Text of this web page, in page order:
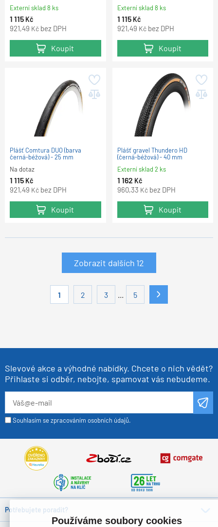
Externí sklad 8 ks
1 115 Kč
921,49 Kč bez DPH
Koupit
Externí sklad 8 ks
1 115 Kč
921,49 Kč bez DPH
Koupit
Plášť Comtura DUO (barva
černá-béžová) - 25 mm
Na dotaz
1 115 Kč
921,49 Kč bez DPH
Koupit
Plášť gravel Thundero HD
(černá-béžová) - 40 mm
Externí sklad 2 ks
1 162 Kč
960,33 Kč bez DPH
Koupit
1 2 3 5
Zobrazit dalších 12
Slevové akce a výhodné nabídky. Chcete o nich vědět?
Přihlaste si odběr, nebojte, spamovat vás nebudeme.
Souhlasím se zpracováním osobních údajů.
Potřebujete poradit?
Používáme soubory cookies